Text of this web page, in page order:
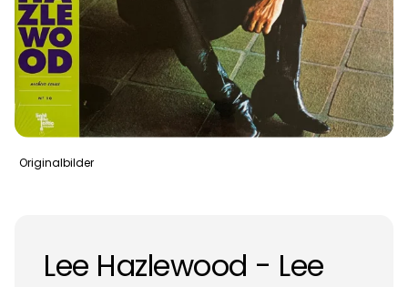
Originalbilder
Lee Hazlewood - Lee